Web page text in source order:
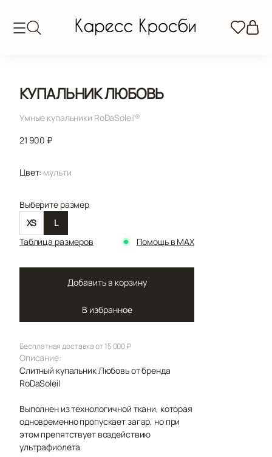
КУПАЛЬНИК ЛЮБОВЬ
Умные купальники RoDaSoleil®️
21 900 ₽
Цвет: мульти
Выберите размер
XS
L
Таблица размеров
Помощь в MAX
Добавить в корзину
В избранное
Бесплатная доставка от 15 000 ₽
Описание:
Слитный купальник Любовь от бренда
RoDaSoleil
Выполнен из технологичной ткани, которая
одновременно пропускает загар, но при
этом препятствует воздействию
ультрафиолета